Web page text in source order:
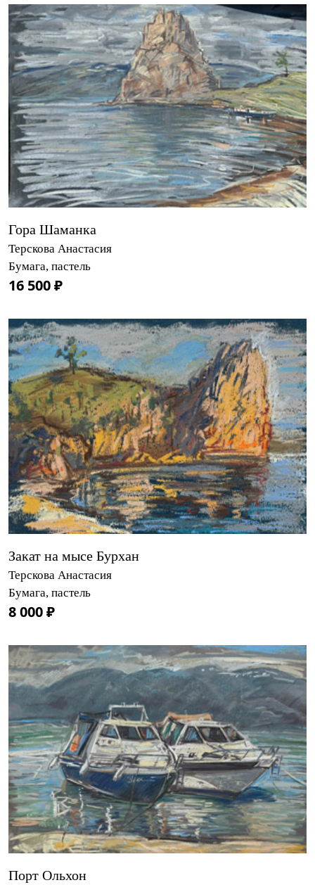
Гора Шаманка
Терскова Анастасия
Бумага, пастель
16 500 ₽
Закат на мысе Бурхан
Терскова Анастасия
Бумага, пастель
8 000 ₽
Порт Ольхон